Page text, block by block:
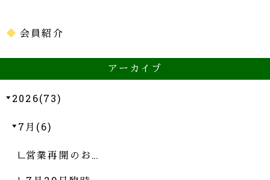
会員紹介
アーカイブ
2026(73)
7月(6)
営業再開のお…